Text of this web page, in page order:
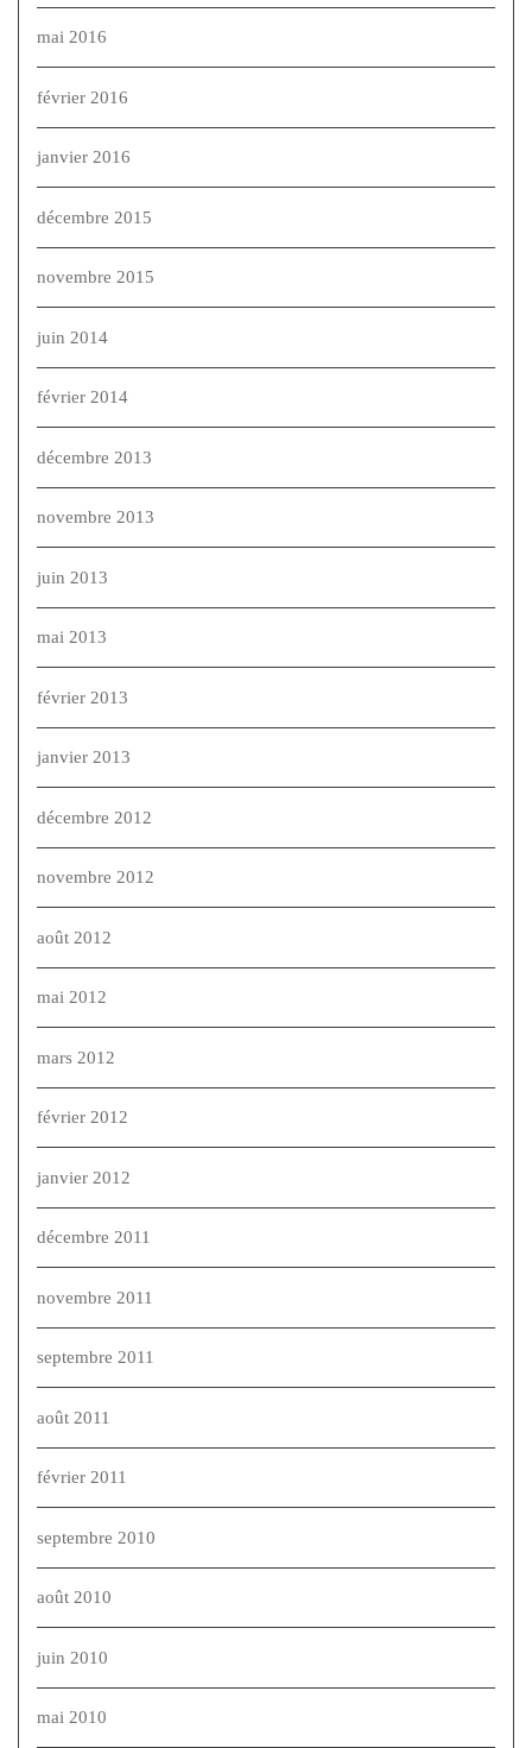
mai 2016
février 2016
janvier 2016
décembre 2015
novembre 2015
juin 2014
février 2014
décembre 2013
novembre 2013
juin 2013
mai 2013
février 2013
janvier 2013
décembre 2012
novembre 2012
août 2012
mai 2012
mars 2012
février 2012
janvier 2012
décembre 2011
novembre 2011
septembre 2011
août 2011
février 2011
septembre 2010
août 2010
juin 2010
mai 2010